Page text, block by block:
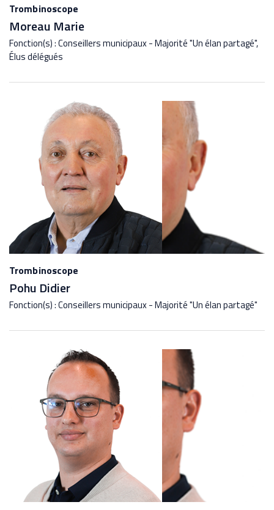
Trombinoscope
Moreau Marie
Fonction(s) : Conseillers municipaux - Majorité "Un élan partagé",
Élus délégués
Trombinoscope
Pohu Didier
Fonction(s) : Conseillers municipaux - Majorité "Un élan partagé"